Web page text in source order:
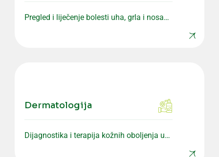
Pregled i liječenje bolesti uha, grla i nosa
Dermatologija
Dijagnostika i terapija kožnih oboljenja uz